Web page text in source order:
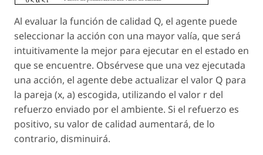
Al evaluar la función de calidad Q, el agente puede
seleccionar la acción con una mayor valía, que será
intuitivamente la mejor para ejecutar en el estado en
que se encuentre. Obsérvese que una vez ejecutada
una acción, el agente debe actualizar el valor Q para
la pareja (x, a) escogida, utilizando el valor r del
refuerzo enviado por el ambiente. Si el refuerzo es
positivo, su valor de calidad aumentará, de lo
contrario, disminuirá.